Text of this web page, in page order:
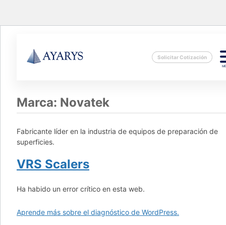
Solicitar Cotización
Marca: Novatek
Fabricante líder en la industria de equipos de preparación de
superficies.
VRS Scalers
Ha habido un error crítico en esta web.
Aprende más sobre el diagnóstico de WordPress.